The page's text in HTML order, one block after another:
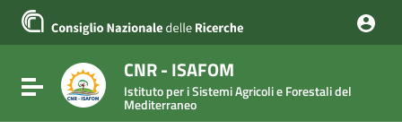
Vai ai contenuti
Vai al menu di navigazione
Vai al footer
Attiva / disattiva la navigazione
CNR - ISAFOM
Istituto per i Sistemi Agricoli e Forestali del
Mediterraneo